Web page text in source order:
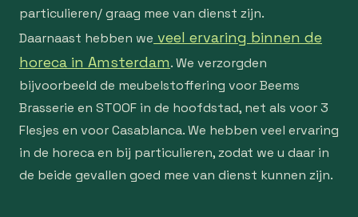
particulieren/ graag mee van dienst zijn.
Daarnaast hebben we veel ervaring binnen de
horeca in Amsterdam. We verzorgden
bijvoorbeeld de meubelstoffering voor Beems
Brasserie en STOOF in de hoofdstad, net als voor 3
Flesjes en voor Casablanca. We hebben veel ervaring
in de horeca en bij particulieren, zodat we u daar in
de beide gevallen goed mee van dienst kunnen zijn.